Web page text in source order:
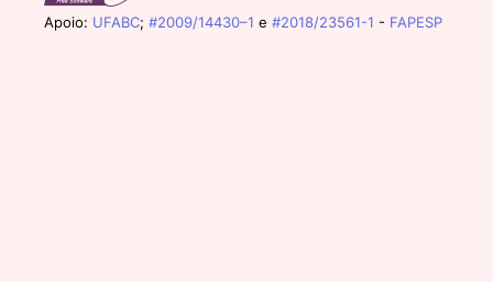
Apoio: UFABC; #2009/14430–1 e #2018/23561-1 - FAPESP